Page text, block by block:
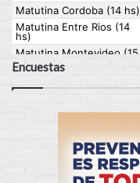
Encuestas